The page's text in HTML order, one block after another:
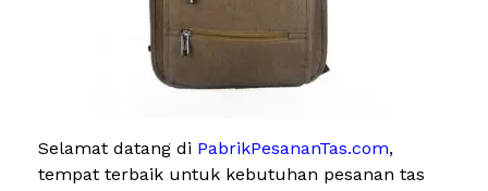
Selamat datang di PabrikPesananTas.com,
tempat terbaik untuk kebutuhan pesanan tas